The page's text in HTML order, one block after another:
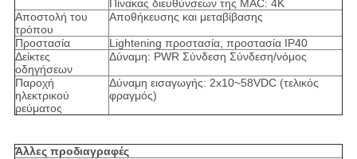
Πίνακας διευθύνσεων της MAC: 4K
Αποστολή του
τρόπου
Αποθήκευσης και μεταβίβασης
Προστασία
Lightening προστασία, προστασία IP40
Δείκτες
οδηγήσεων
Δύναμη: PWR Σύνδεση Σύνδεση/νόμος
Παροχή
ηλεκτρικού
ρεύματος
Δύναμη εισαγωγής: 2x10~58VDC (τελικός
φραγμός)
Άλλες προδιαγραφές